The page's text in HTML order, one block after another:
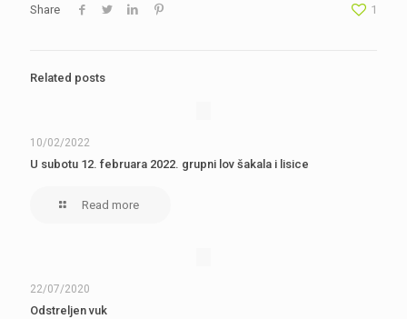
Share 1
Related posts
10/02/2022
U subotu 12. februara 2022. grupni lov šakala i lisice
Read more
22/07/2020
Odstreljen vuk